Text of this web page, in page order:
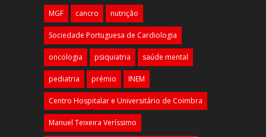
MGF cancro nutrição
Sociedade Portuguesa de Cardiologia
oncologia psiquiatria saúde mental
pediatria prémio INEM
Centro Hospitalar e Universitário de Coimbra
Manuel Teixeira Veríssimo